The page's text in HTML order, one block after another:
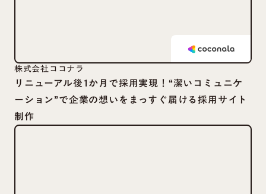
株式会社ココナラ
リニューアル後1か月で採用実現！“潔いコミュニケ
ーション”で企業の想いをまっすぐ届ける採用サイト
制作